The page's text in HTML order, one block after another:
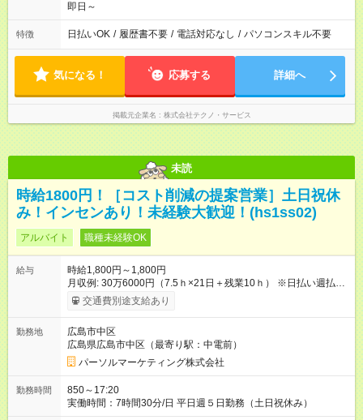
即日～
特徴 日払いOK / 履歴書不要 / 電話対応なし / パソコンスキル不要
気になる！ 応募する 詳細へ
掲載元企業名 株式会社テクノ・サービス
未読
時給1800円！［コスト削減の提案営業］土日祝休
み！インセンあり！未経験大歓迎！(hs1ss02)
アルバイト 職種未経験OK
給与
時給1,800円～1,800円
月収例: 30万6000円（7.5ｈ×21日＋残業10ｈ） ※日払い週払い
あり 【試用期間】試用期間なし
交通費別途支給あり
勤務地
広島市中区
広島県広島市中区（最寄り駅：中電前）
パーソルマーケティング株式会社
勤務時間
850～17:20
実働時間：7時間30分/日 平日週５日勤務（土日祝休み）